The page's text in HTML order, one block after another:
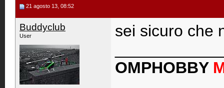
21 agosto 13, 08:52
Buddyclub
User
sei sicuro che
OMPHOBBY